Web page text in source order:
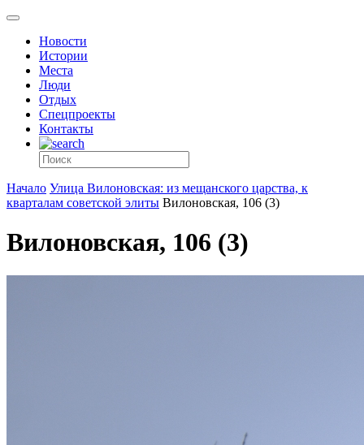
Новости
Истории
Места
Люди
Отдых
Спецпроекты
Контакты
Начало Улица Вилоновская: из мещанского царства, к
кварталам советской элиты Вилоновская, 106 (3)
Вилоновская, 106 (3)